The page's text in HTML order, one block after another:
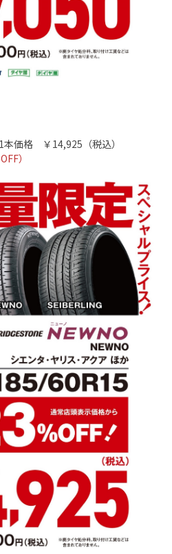
1本価格 ￥14,925 （税込）
）